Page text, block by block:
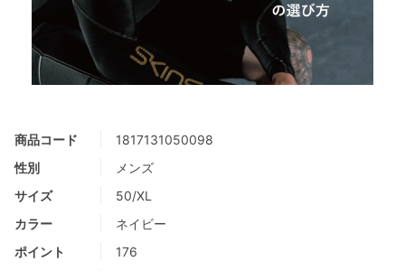
商品コード
1817131050098
性別
メンズ
サイズ
50/XL
カラー
ネイビー
ポイント
176